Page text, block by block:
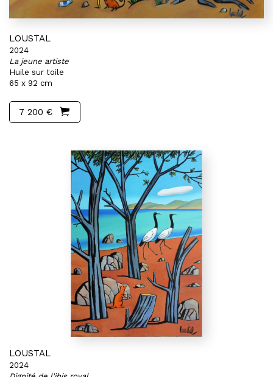
LOUSTAL
2024
La jeune artiste
Huile sur toile
65 x 92 cm
7 200 €
LOUSTAL
2024